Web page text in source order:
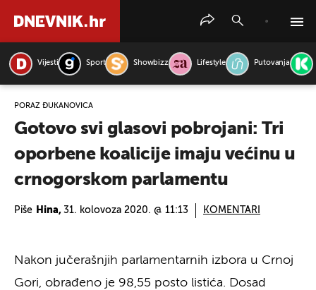
Vijesti Sport Showbizz Lifestyle Putovanja
PORAZ ĐUKANOVIĆA
Gotovo svi glasovi pobrojani: Tri
oporbene koalicije imaju većinu u
crnogorskom parlamentu
Piše Hina, 31. kolovoza 2020. @ 11:13 KOMENTARI
Nakon jučerašnjih parlamentarnih izbora u Crnoj
Gori, obrađeno je 98,55 posto listića. Dosad
PRETRAŽITE VIJESTI